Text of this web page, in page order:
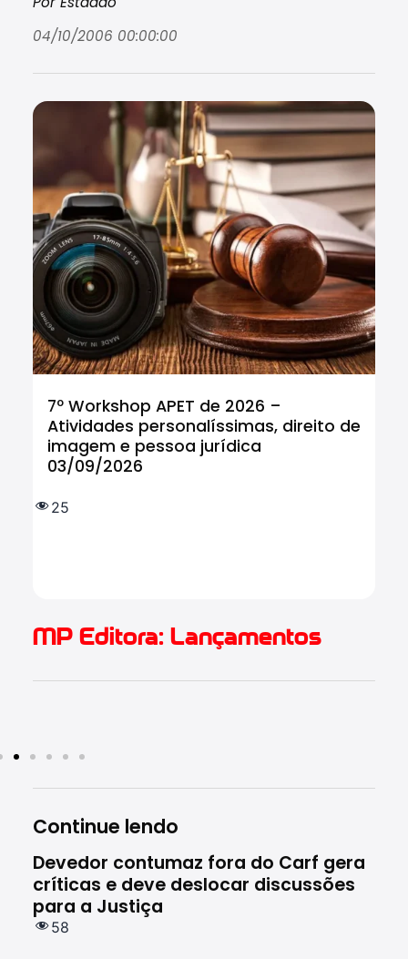
04/10/2006 00:00:00
7º Workshop APET de 2026 –
Atividades personalíssimas, direito de
imagem e pessoa jurídica
03/09/2026
25
MP Editora: Lançamentos
Continue lendo
Devedor contumaz fora do Carf gera
críticas e deve deslocar discussões
para a Justiça
58